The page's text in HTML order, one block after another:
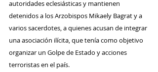
autoridades eclesiásticas y mantienen
detenidos a los Arzobispos Mikaely Bagrat y a
varios sacerdotes, a quienes acusan de integrar
una asociación ilícita, que tenía como objetivo
organizar un Golpe de Estado y acciones
terroristas en el país.